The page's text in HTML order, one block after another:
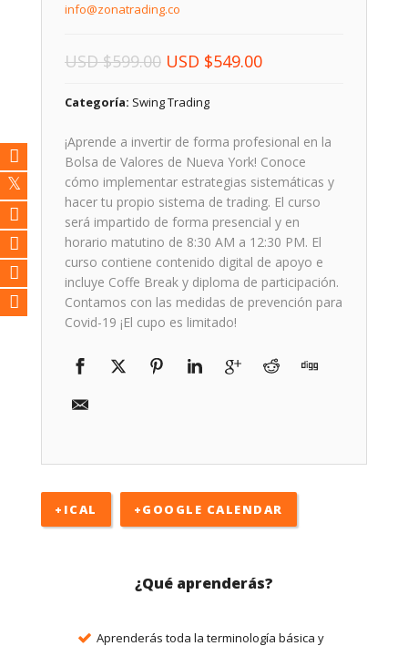
info@zonatrading.co
USD$599.00 El
original
era:
USD $599.00.
USD $549.00El
es:
USD $549.00.
Categoría: Swing Trading
¡Aprende a invertir de forma profesional en la
Bolsa de Valores de Nueva York! Conoce
cómo implementar estrategias sistemáticas y
hacer tu propio sistema de trading. El curso
será impartido de forma presencial y en
horario matutino de 8:30 AM a 12:30 PM. El
curso contiene contenido digital de apoyo e
incluye Coffe Break y diploma de participación.
Contamos con las medidas de prevención para
Covid-19 ¡El cupo es limitado!
+ICAL +GOOGLE CALENDAR
¿Qué aprenderás?
Aprenderás toda la terminología básica y